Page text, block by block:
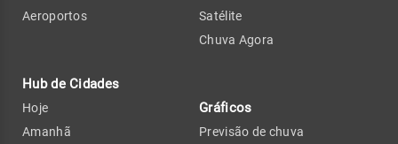
Aeroportos
Hub de Cidades
Hoje
Amanhã
Satélite
Chuva Agora
Gráficos
Previsão de chuva